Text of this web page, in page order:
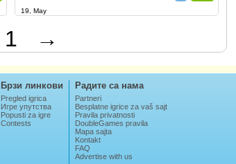
19, May
1 →
Брзи линкови
Pregled igrica
Игре упутства
Popusti za igre
Contests
Радите са нама
Partneri
Besplatne igrice za vaš sajt
Pravila privatnosti
DoubleGames pravila
Mapa sajta
Kontakt
FAQ
Advertise with us